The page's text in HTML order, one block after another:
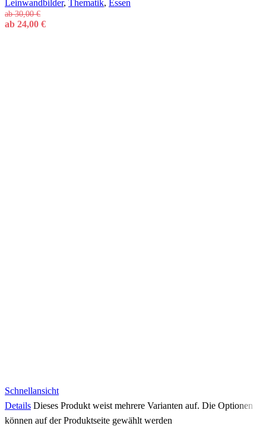
Leinwandbilder, Thematik, Essen
ab30,00€
ab 24,00 €
Schnellansicht
Details Dieses Produkt weist mehrere Varianten auf. Die Optionen
können auf der Produktseite gewählt werden